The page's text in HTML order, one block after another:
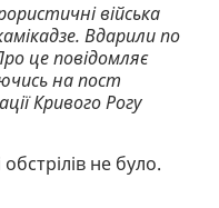
війська
Вдарили по
це повідомляє
на пост
Кривого Рогу
не було.